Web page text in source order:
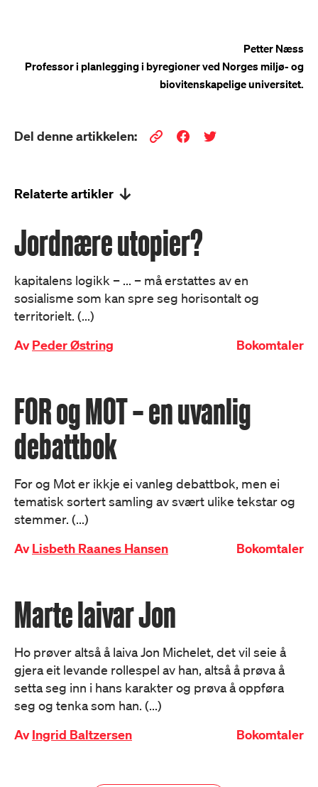
Petter Næss
Professor i planlegging i byregioner ved Norges miljø- og
biovitenskapelige universitet.
Del denne artikkelen:
Relaterte artikler
Jordnære utopier?
kapitalens logikk – ... – må erstattes av en
sosialisme som kan spre seg horisontalt og
territorielt. (...)
AvPeder Østring Bokomtaler
FOR og MOT – en uvanlig
debattbok
For og Mot er ikkje ei vanleg debattbok, men ei
tematisk sortert samling av svært ulike tekstar og
stemmer. (...)
AvLisbeth Raanes Hansen Bokomtaler
Marte laivar Jon
Ho prøver altså å laiva Jon Michelet, det vil seie å
gjera eit levande rollespel av han, altså å prøva å
setta seg inn i hans karakter og prøva å oppføra
seg og tenka som han. (...)
AvIngrid Baltzersen Bokomtaler